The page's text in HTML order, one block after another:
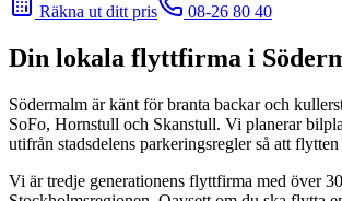
Räkna ut ditt pris 08-26 80 40
Din lokala flyttfirma i
Södermalm är känt för branta backar och
SoFo, Hornstull och Skanstull. Vi planerar
utifrån stadsdelens parkeringsregler så att
Vi är tredje generationens flyttfirma med över